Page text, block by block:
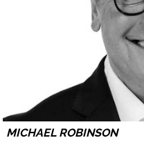
MICHAEL ROBINSON